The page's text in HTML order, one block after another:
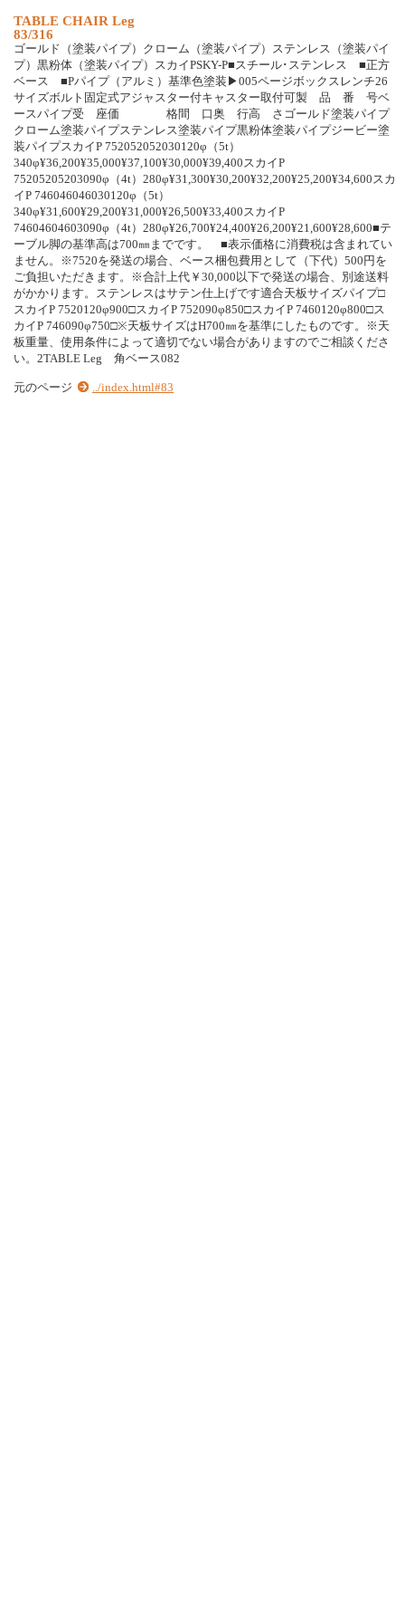
TABLE CHAIR Leg
83/316
ゴールド（塗装パイプ）クローム（塗装パイプ）ステンレス（塗装パイ
プ）黒粉体（塗装パイプ）スカイPSKY-P■スチール･ステンレス ■正方
ベース ■Pパイプ（アルミ）基準色塗装▶005ページボックスレンチ26
サイズボルト固定式アジャスター付キャスター取付可製 品 番 号ベ
ースパイプ受 座価 格間 口奥 行高 さゴールド塗装パイプ
クローム塗装パイプステンレス塗装パイプ黒粉体塗装パイプジービー塗
装パイプスカイP 752052052030120φ（5t）
340φ¥36,200¥35,000¥37,100¥30,000¥39,400スカイP
75205205203090φ（4t）280φ¥31,300¥30,200¥32,200¥25,200¥34,600スカ
イP 746046046030120φ（5t）
340φ¥31,600¥29,200¥31,000¥26,500¥33,400スカイP
74604604603090φ（4t）280φ¥26,700¥24,400¥26,200¥21,600¥28,600■テ
ーブル脚の基準高は700㎜までです。 ■表示価格に消費税は含まれてい
ません。※7520を発送の場合、ベース梱包費用として（下代）500円を
ご負担いただきます。※合計上代￥30,000以下で発送の場合、別途送料
がかかります。ステンレスはサテン仕上げです適合天板サイズパイプ□
スカイP 7520120φ900□スカイP 752090φ850□スカイP 7460120φ800□ス
カイP 746090φ750□※天板サイズはH700㎜を基準にしたものです。※天
板重量、使用条件によって適切でない場合がありますのでご相談くださ
い。2TABLE Leg 角ベース082
元のページ ../index.html#83